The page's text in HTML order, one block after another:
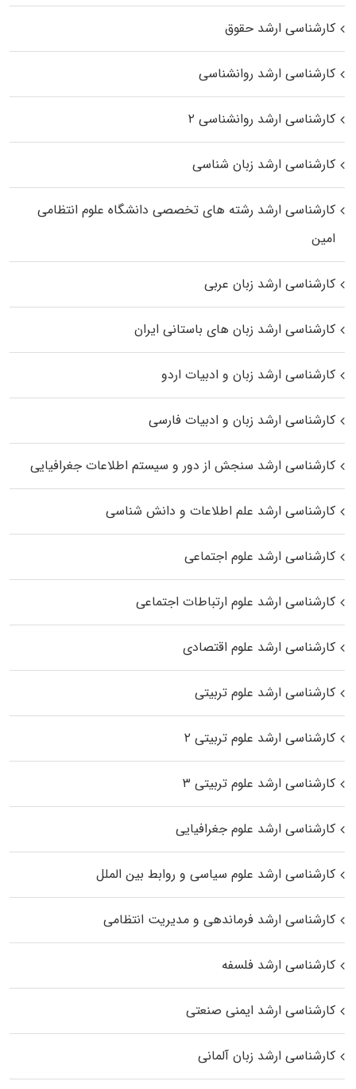
کارشناسی ارشد حقوق
کارشناسی ارشد روانشناسی
کارشناسی ارشد روانشناسی ۲
کارشناسی ارشد زبان شناسی
کارشناسی ارشد رﺷﺘﻪ ﻫﺎی تخصصی داﻧﺸﮕﺎه ﻋﻠﻮم انتظامی
اﻣﻴﻦ
کارشناسی ارشد زبان عربی
کارشناسی ارشد زبان‌ های باستانی ایران
کارشناسی ارشد زبان و ادبیات اردو
کارشناسی ارشد زبان و ادبیات فارسی
کارشناسی ارشد سنجش از دور و سیستم اطلاعات جغرافیایی
کارشناسی ارشد علم اطلاعات و دانش شناسی
کارشناسی ارشد علوم اجتماعی
کارشناسی ارشد علوم ارتباطات اجتماعی
کارشناسی ارشد علوم اقتصادی
کارشناسی ارشد علوم تربیتی
کارشناسی ارشد علوم تربیتی ۲
کارشناسی ارشد علوم تربیتی ۳
کارشناسی ارشد علوم جغرافیایی
کارشناسی ارشد علوم سیاسی و روابط بین الملل
کارشناسی ارشد فرماندهی و مدیریت انتظامی
کارشناسی ارشد فلسفه
کارشناسی ارشد ایمنی صنعتی
کارشناسی ارشد زبان آلمانی